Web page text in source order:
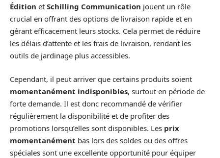
Édition et Schilling Communication jouent un rôle
crucial en offrant des options de livraison rapide et en
gérant efficacement leurs stocks. Cela permet de réduire
les délais d’attente et les frais de livraison, rendant les
outils de jardinage plus accessibles.
Cependant, il peut arriver que certains produits soient
momentanément indisponibles, surtout en période de
forte demande. Il est donc recommandé de vérifier
régulièrement la disponibilité et de profiter des
promotions lorsqu’elles sont disponibles. Les prix
momentanément bas lors des soldes ou des offres
spéciales sont une excellente opportunité pour équiper